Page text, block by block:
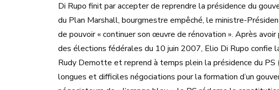
Di Rupo finit par accepter de reprendre la présidence du
du Plan Marshall, bourgmestre empêché, le ministre-
de pouvoir « continuer son œuvre de rénovation ». Après
des élections fédérales du 10 juin 2007, Elio Di Rupo confie
Rudy Demotte et reprend à temps plein la présidence du
longues et difficiles négociations pour la formation d’un